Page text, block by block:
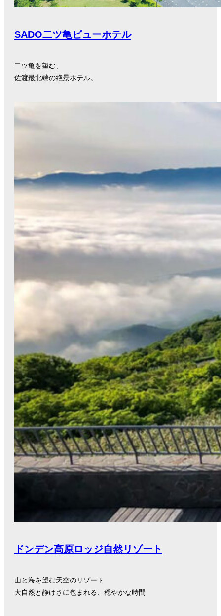
SADO二ツ亀ビューホテル
二ツ亀を望む、
佐渡最北端の絶景ホテル。
ドンデン高原ロッジ自然リゾート
山と海を望む天空のリゾート
大自然と静けさに包まれる、穏やかな時間